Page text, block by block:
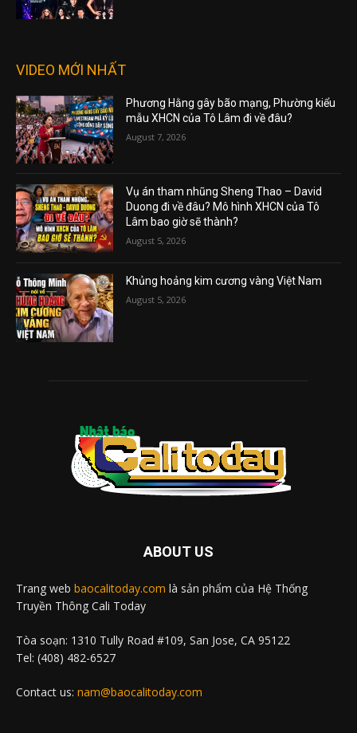
VIDEO MỚI NHẤT
Phương Hằng gây bão mạng, Phường kiểu
mẫu XHCN của Tô Lâm đi về đâu?
August 7, 2026
Vụ án tham nhũng Sheng Thao – David
Duong đi về đâu? Mô hình XHCN của Tô
Lâm bao giờ sẽ thành?
August 5, 2026
Khủng hoảng kim cương vàng Việt Nam
August 5, 2026
ABOUT US
Trang web baocalitoday.com là sản phẩm của Hệ Thống
Truyền Thông Cali Today
Tòa soạn: 1310 Tully Road #109, San Jose, CA 95122
Tel: (408) 482-6527
Contact us: nam@baocalitoday.com